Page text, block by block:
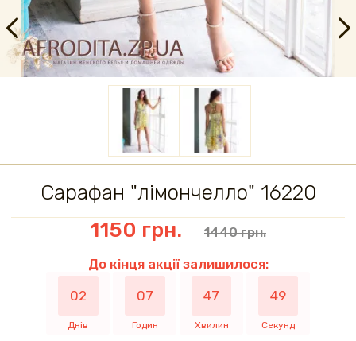
Сарафан "лімончелло" 16220
1150 грн.
1440 грн.
До кінця акції залишилося:
02
Днів
07
Годин
47
Хвилин
49
Секунд